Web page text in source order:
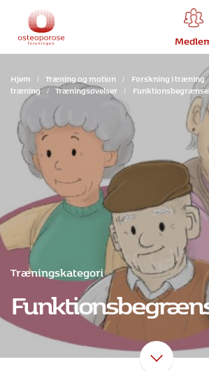
Hjem / Træning og motion / Forskning i træning
træning / Træningsøvelser /
Træningskategori